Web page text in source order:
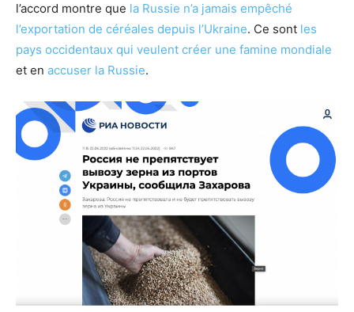
l’accord montre que la Russie n’a jamais empêché
l’exportation de céréales depuis l’Ukraine. Ce sont les
pays occidentaux qui veulent créer une famine mondiale
et en accuser la Russie.